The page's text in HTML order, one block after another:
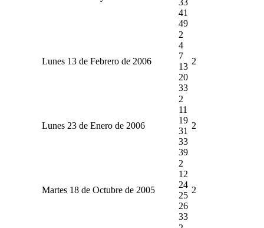
41
49
Lunes 13 de Febrero de 2006
2
4
7
13
20
33
2
Lunes 23 de Enero de 2006
2
11
19
31
33
39
2
Martes 18 de Octubre de 2005
2
12
24
25
26
33
2